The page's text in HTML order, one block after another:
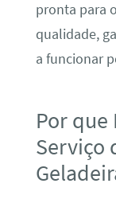
pronta para
qualidade,
a funcionar
Por que
Serviço